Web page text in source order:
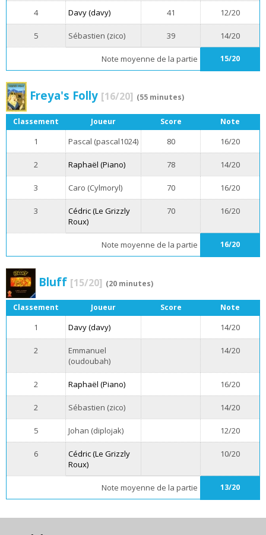
4 Davy (davy) 41 12/20
5 Sébastien (zico) 39 14/20
Note moyenne de la partie 15/20
Freya's Folly [16/20] (55 minutes)
Classement Joueur Score Note
1 Pascal (pascal1024) 80 16/20
2 Raphaël (Piano) 78 14/20
3 Caro (Cylmoryl) 70 16/20
3
Cédric (Le Grizzly
Roux)
70 16/20
Note moyenne de la partie 16/20
Bluff [15/20] (20 minutes)
Classement Joueur Score Note
1 Davy (davy) 14/20
2
Emmanuel
(oudoubah)
14/20
2 Raphaël (Piano) 16/20
2 Sébastien (zico) 14/20
5 Johan (diplojak) 12/20
6
Cédric (Le Grizzly
Roux)
10/20
Note moyenne de la partie 13/20